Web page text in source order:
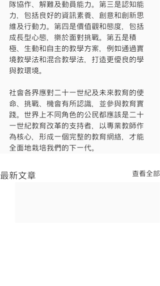
隊協作、解難及動員能力。第三是認知能
力，包括良好的資訊素養、創意和創新思
維及行動力。第四是價值觀和態度，包括
成長型心態，樂於面對挑戰。第五是積
極、生動和自主的教學方案，例如通過實
境教學法和混合教學法，打造更優良的學
與教環境。
社會各界應對二十一世紀及未來教育的使
命、挑戰、機會有所認識，並參與教育實
踐。世界上不同角色的公民都應該是二十
一世紀教育改革的支持者，以專業教師作
為核心，形成一個完整的教育網絡，才能
全面地栽培我們的下一代。
最新文章 查看全部